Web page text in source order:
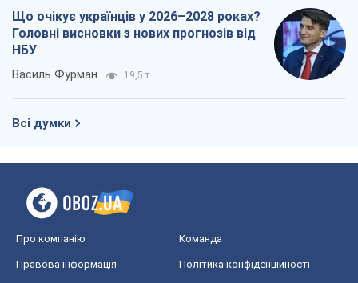
Що очікує українців у 2026–2028 роках?
Головні висновки з нових прогнозів від
НБУ
Василь Фурман 19,5 т.
Всі думки
Про компанію Команда
Правова інформація Політика конфіденційності